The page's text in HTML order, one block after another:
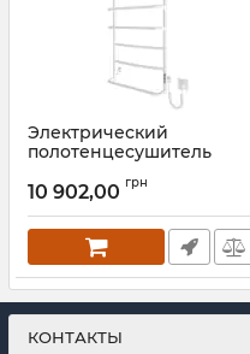
Электрический
полотенцесушитель
1090х530/150 TR К белый
Артикул:2.3.0317.10.P-WM
10 902,00 грн
КОНТАКТЫ